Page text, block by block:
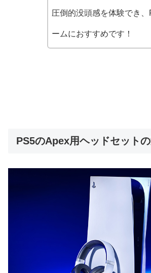
圧倒的没頭感を体験でき
ームにおすすめです！
PS5のApex用ヘッドセット